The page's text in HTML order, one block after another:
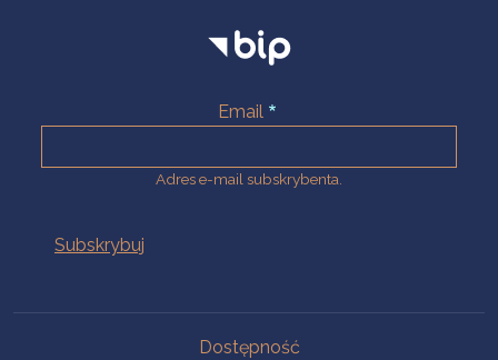
Email
Adres e-mail subskrybenta.
Dostępność